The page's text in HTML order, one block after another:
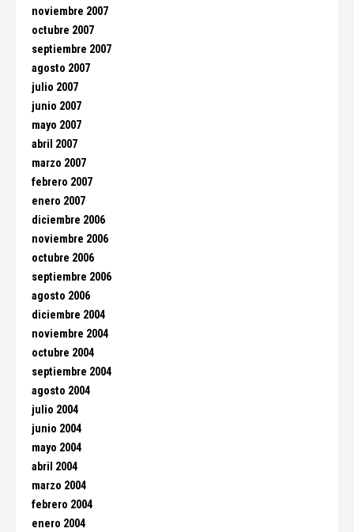
noviembre 2007
octubre 2007
septiembre 2007
agosto 2007
julio 2007
junio 2007
mayo 2007
abril 2007
marzo 2007
febrero 2007
enero 2007
diciembre 2006
noviembre 2006
octubre 2006
septiembre 2006
agosto 2006
diciembre 2004
noviembre 2004
octubre 2004
septiembre 2004
agosto 2004
julio 2004
junio 2004
mayo 2004
abril 2004
marzo 2004
febrero 2004
enero 2004